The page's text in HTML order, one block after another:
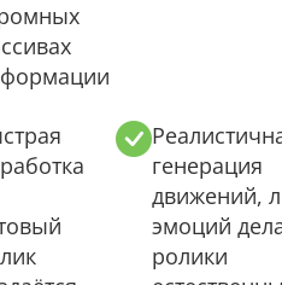
генерация
движений,
эмоций
ролики